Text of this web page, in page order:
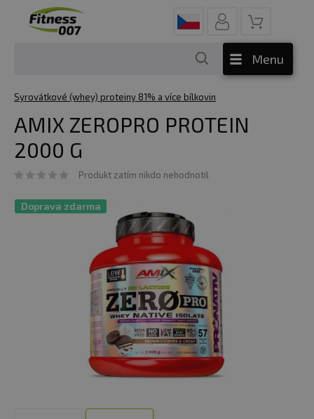
Menu
Syrovátkové (whey) proteiny 81% a více bílkovin
AMIX ZEROPRO PROTEIN
2000 G
Produkt zatím nikdo nehodnotil
Doprava zdarma